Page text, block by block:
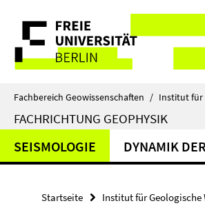
direkt
Inhalt
Service-
Navigation
Fachbereich Geowissenschaften / Institut für
FACHRICHTUNG GEOPHYSIK
SEISMOLOGIE DYNAMIK
Startseite Institut für Geologische